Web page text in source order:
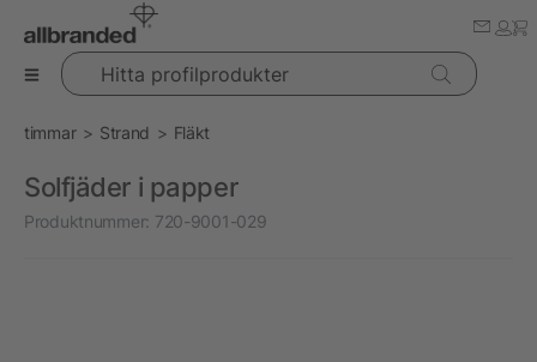
Hitta profilprodukter
timmar Strand Fläkt
Solfjäder i papper
Produktnummer: 720-9001-029